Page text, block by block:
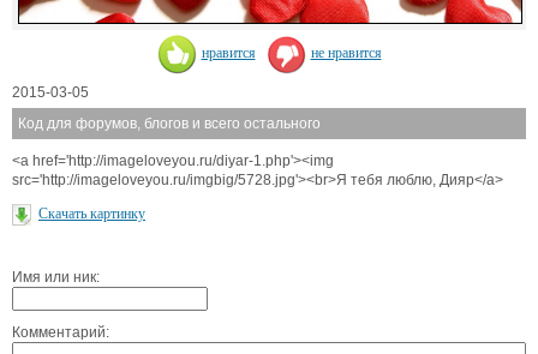
нравится не нравится
2015-03-05
Код для форумов, блогов и всего остального
<a href='http://imageloveyou.ru/diyar-1.php'><img
src='http://imageloveyou.ru/imgbig/5728.jpg'><br>Я тебя люблю, Дияр</a>
Скачать картинку
Имя или ник:
Комментарий: